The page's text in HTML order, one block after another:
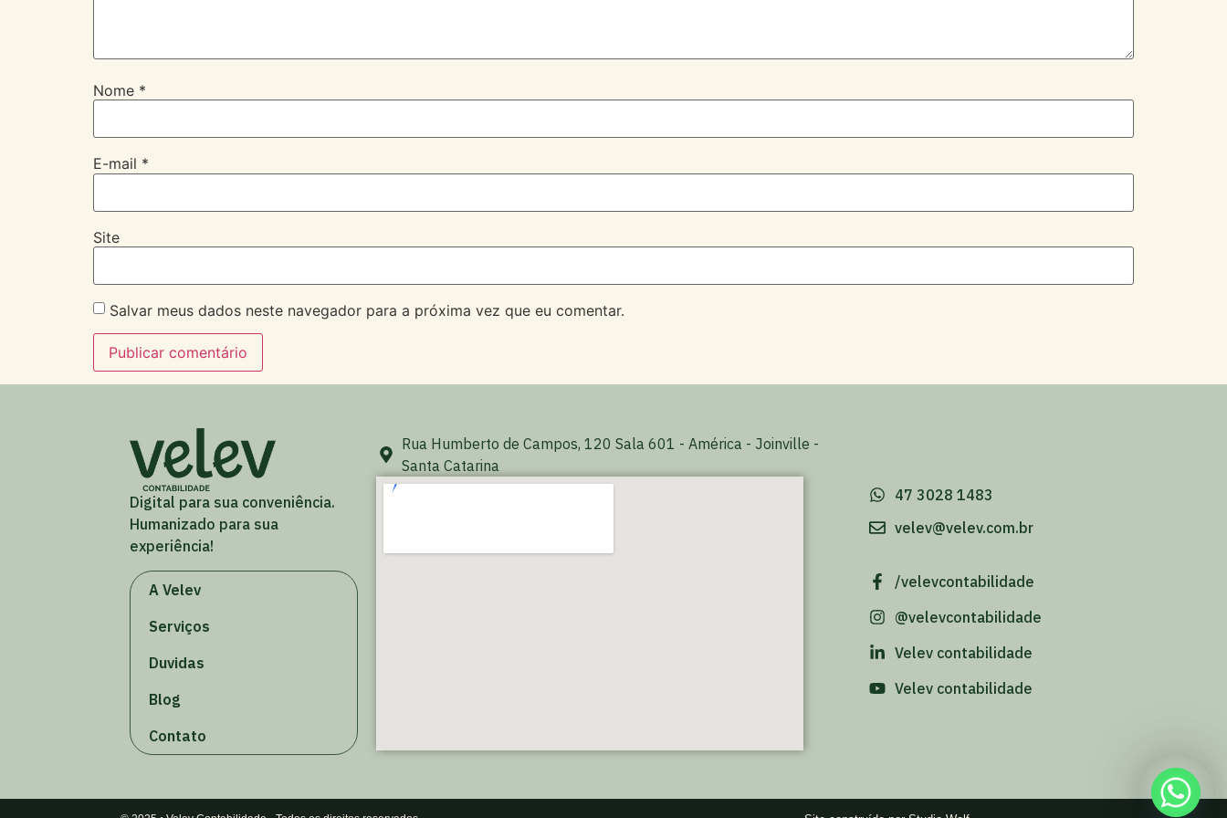
Nome *
E-mail *
Site
Salvar meus dados neste navegador para a próxima vez que eu comentar.
Digital para sua conveniência.
Humanizado para sua
experiência!
A Velev
Serviços
Duvidas
Blog
Contato
Rua Humberto de Campos, 120 Sala 601 - América - Joinville -
Santa Catarina
/velevcontabilidade
@velevcontabilidade
Velev contabilidade
Velev contabilidade
47 3028 1483
velev@velev.com.br